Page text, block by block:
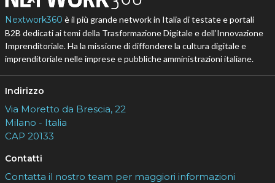
Nextwork360 è il più grande network in Italia di testate e portali
B2B dedicati ai temi della Trasformazione Digitale e dell’Innovazione
Imprenditoriale. Ha la missione di diffondere la cultura digitale e
imprenditoriale nelle imprese e pubbliche amministrazioni italiane.
Indirizzo
Via Moretto da Brescia, 22
Milano - Italia
CAP 20133
Contatti
Contatta il nostro team per maggiori informazioni